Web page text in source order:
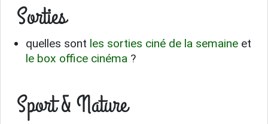
Sorties
quelles sont les sorties ciné de la semaine et
le box office cinéma ?
Sport & Nature